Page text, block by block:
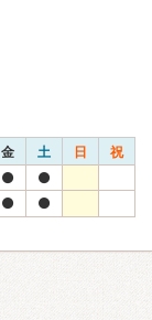
金 土 日 祝